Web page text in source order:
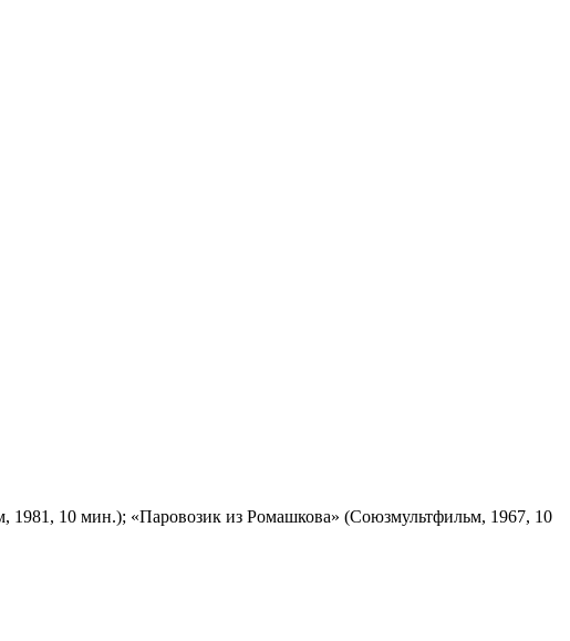
10 мин.); «Паровозик из Ромашкова» (Союзмультфильм, 1967, 10